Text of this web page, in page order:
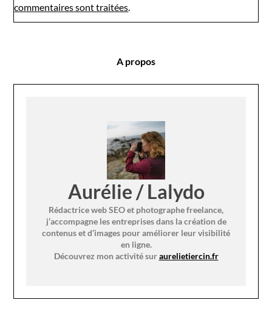
commentaires sont traitées.
A propos
Aurélie / Lalydo
Rédactrice web SEO et photographe freelance,
j’accompagne les entreprises dans la création de
contenus et d’images pour améliorer leur visibilité
en ligne.
Découvrez mon activité suraurelietiercin.fr